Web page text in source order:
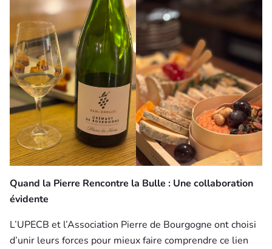
Quand la Pierre Rencontre la Bulle : Une collaboration
évidente
L’UPECB et l’Association Pierre de Bourgogne ont choisi
d’unir leurs forces pour mieux faire comprendre ce lien